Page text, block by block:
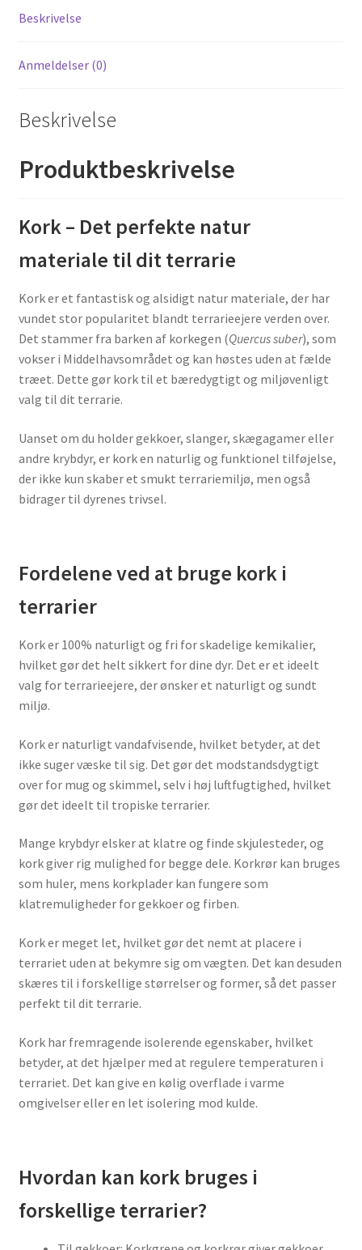
Beskrivelse
Anmeldelser (0)
Beskrivelse
Produktbeskrivelse
Kork – Det perfekte natur
materiale til dit terrarie
Kork er et fantastisk og alsidigt natur materiale, der har
vundet stor popularitet blandt terrarieejere verden over.
Det stammer fra barken af korkegen (Quercus suber), som
vokser i Middelhavsområdet og kan høstes uden at fælde
træet. Dette gør kork til et bæredygtigt og miljøvenligt
valg til dit terrarie.
Uanset om du holder gekkoer, slanger, skægagamer eller
andre krybdyr, er kork en naturlig og funktionel tilføjelse,
der ikke kun skaber et smukt terrariemiljø, men også
bidrager til dyrenes trivsel.
Fordelene ved at bruge kork i
terrarier
Kork er 100% naturligt og fri for skadelige kemikalier,
hvilket gør det helt sikkert for dine dyr. Det er et ideelt
valg for terrarieejere, der ønsker et naturligt og sundt
miljø.
Kork er naturligt vandafvisende, hvilket betyder, at det
ikke suger væske til sig. Det gør det modstandsdygtigt
over for mug og skimmel, selv i høj luftfugtighed, hvilket
gør det ideelt til tropiske terrarier.
Mange krybdyr elsker at klatre og finde skjulesteder, og
kork giver rig mulighed for begge dele. Korkrør kan bruges
som huler, mens korkplader kan fungere som
klatremuligheder for gekkoer og firben.
Kork er meget let, hvilket gør det nemt at placere i
terrariet uden at bekymre sig om vægten. Det kan desuden
skæres til i forskellige størrelser og former, så det passer
perfekt til dit terrarie.
Kork har fremragende isolerende egenskaber, hvilket
betyder, at det hjælper med at regulere temperaturen i
terrariet. Det kan give en kølig overflade i varme
omgivelser eller en let isolering mod kulde.
Hvordan kan kork bruges i
forskellige terrarier?